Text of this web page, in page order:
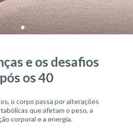
e os desafios
os 40
o corpo passa por alterações
que afetam o peso, a
corporal e a energia.